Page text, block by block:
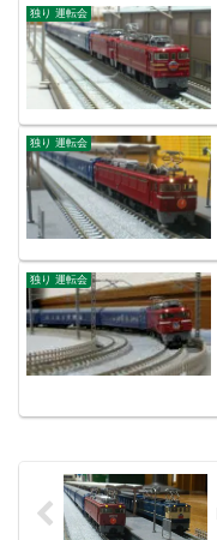
独り 運転会
独り 運転会
独り 運転会